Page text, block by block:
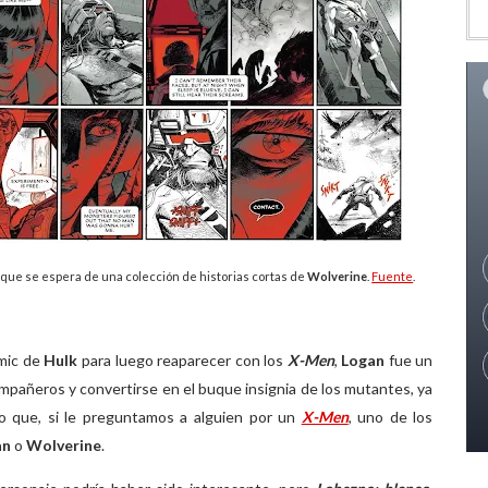
se espera de una colección de historias cortas deWolverine .Fuente
de Hulkpara luego reaparecer con los X-Men, Logan fue un
y convertirse en el buque insignia de los mutantes, ya
si le preguntamos a alguien por un X-Men, uno de los
o Wolverine.